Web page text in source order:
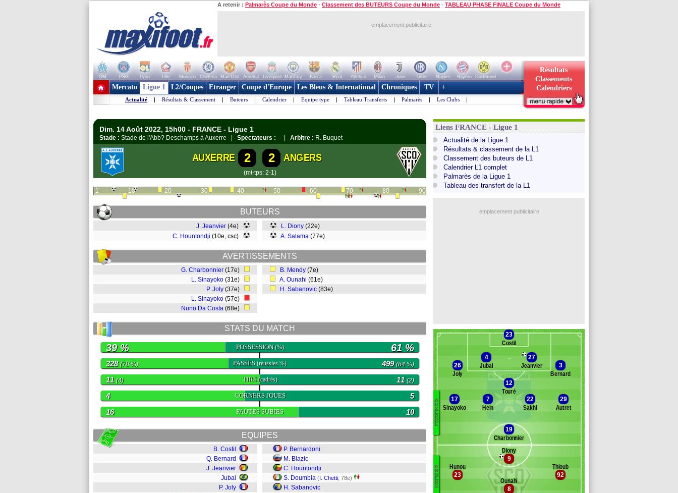
A retenir : Palmarès Coupe du Monde - Classement des BUTEURS Coupe du Monde - TABLEAU PHASE FINALE Coupe du Monde
emplacement publicitaire
OM PSG Lyon Lille Monaco Chelsea Man Utd Arsenal Liverpool ManCity Barca Real Atletico Milan Juve Inter Naples Bayern
Dortmund
+ de clubs
Résultats
Classements
Calendriers
Mercato Ligue 1 L2/Coupes Etranger Coupe d'Europe Les Bleus & International Chroniques TV +
Actualité | Résultats & Classement | Buteurs | Calendrier | Equipe type | Tableau Transferts | Palmarès | Les Clubs |
Dim. 14 Août 2022, 15h00 - FRANCE - Ligue 1
Stade : Stade de l'Abb? Deschamps à Auxerre | Spectateurs : - | Arbitre : R. Buquet
AUXERRE 2 2 ANGERS
(mi-tps: 2-1)
1 10 20 30 40 50 60 70 80 90
BUTEURS
J. Jeanvier (4e)
C. Hountondji (10e, csc)
L. Diony (22e)
A. Salama (77e)
AVERTISSEMENTS
G. Charbonnier (17e)
L. Sinayoko (31e)
P. Joly (37e)
L. Sinayoko (57e)
Nuno Da Costa (68e)
B. Mendy (7e)
A. Ounahi (61e)
H. Sabanovic (83e)
STATS DU MATCH
POSSESSION(%)
39 % 61 %
PASSES(réussies %)
328(78 %) 499(84 %)
TIRS(cadrés)
11 (4) 11 (2)
CORNERS JOUES
4 5
FAUTES SUBIES
16 10
EQUIPES
B. Costil
Q. Bernard
J. Jeanvier
Jubal
P. Joly
P. Bernardoni
M. Blazic
C. Hountondji
S. Doumbia (I. Chetti , 78e)
H. Sabanovic
Liens FRANCE - Ligue 1
Actualité de la Ligue 1
Résultats & classement de la L1
Classement des buteurs de L1
Calendrier L1 complet
Palmarès de la Ligue 1
Tableau des transfert de la L1
emplacement publicitaire
Banc des remplaçantsAuxerre
Da Costa
M'Changama
Ruiz-Atil
Dugimont
Raveleson
Coeff
A
U
X
E
R
R
E
Banc des remplaçants
Capelle
A
N
G
E
R
S
23
Costil
4
Jubal
27
Jeanvier
26
Joly
3
Bernard
12
Touré
17
Sinayoko
7
Hein
22
Sakhi
29
Autret
19
Charbonnier
8
Ounahi
92
Thioub
23
Hunou
9
Diony